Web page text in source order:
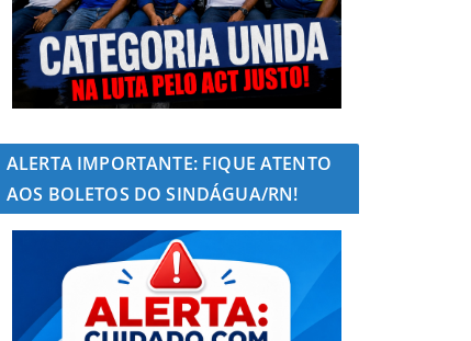
ALERTA IMPORTANTE: FIQUE ATENTO
AOS BOLETOS DO SINDÁGUA/RN!